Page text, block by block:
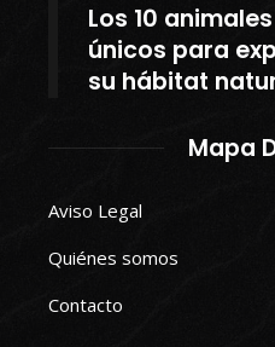
Los 10
únicos para
su hábitat
Mapa
Aviso Legal
Quiénes somos
Contacto